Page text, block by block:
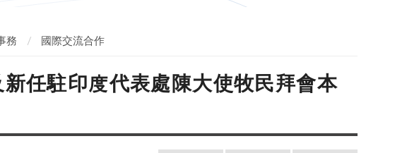
務 國際交流合作
任駐印度代表處陳大使牧民拜會本